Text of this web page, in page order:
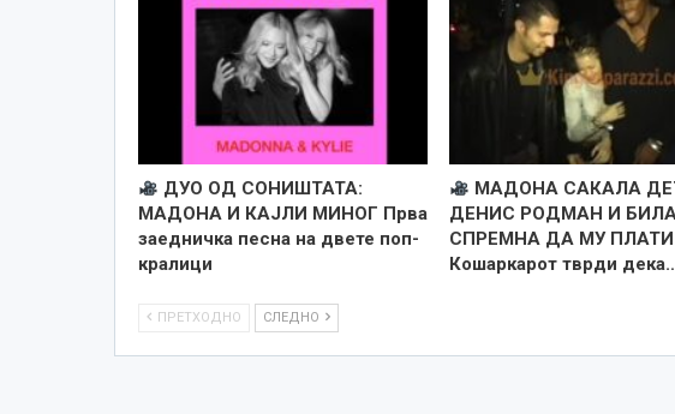
ДУО ОД СОНИШТАТА:
МАДОНА И КАЈЛИ МИНОГ Прва
заедничка песна на двете поп-
кралици
МАДОНА САКАЛА
ДЕНИС РОДМАН И
СПРЕМНА ДА МУ ПЛАТИ
Кошаркарот тврди
ПРЕТХОДНО СЛЕДНО